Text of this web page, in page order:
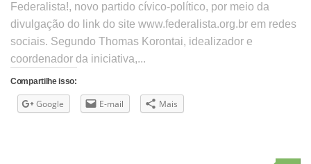
Federalista!, novo partido cívico-político, por meio da
divulgação do link do site www.federalista.org.br em redes
sociais. Segundo Thomas Korontai, idealizador e
coordenador da iniciativa,...
Compartilhe isso:
Google E-mail Mais